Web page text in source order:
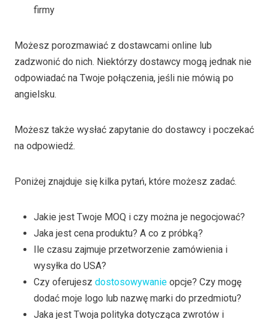
firmy
Możesz porozmawiać z dostawcami online lub
zadzwonić do nich. Niektórzy dostawcy mogą jednak nie
odpowiadać na Twoje połączenia, jeśli nie mówią po
angielsku.
Możesz także wysłać zapytanie do dostawcy i poczekać
na odpowiedź.
Poniżej znajduje się kilka pytań, które możesz zadać.
Jakie jest Twoje MOQ i czy można je negocjować?
Jaka jest cena produktu? A co z próbką?
Ile czasu zajmuje przetworzenie zamówienia i
wysyłka do USA?
Czy oferujesz dostosowywanie opcje? Czy mogę
dodać moje logo lub nazwę marki do przedmiotu?
Jaka jest Twoja polityka dotycząca zwrotów i